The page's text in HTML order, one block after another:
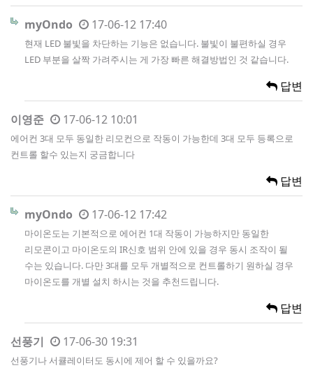
myOndo 17-06-12 17:40
현재 LED 불빛을 차단하는 기능은 없습니다. 불빛이 불편하실 경우
LED 부분을 살짝 가려주시는 게 가장 빠른 해결방법인 것 같습니다.
답변
이영준 17-06-12 10:01
에어컨 3대 모두 동일한 리모컨으로 작동이 가능한데 3대 모두 등록으로
컨트롤 할수 있는지 궁금합니다
답변
myOndo 17-06-12 17:42
마이온도는 기본적으로 에어컨 1대 작동이 가능하지만 동일한
리모콘이고 마이온도의 IR신호 범위 안에 있을 경우 동시 조작이 될
수는 있습니다. 다만 3대를 모두 개별적으로 컨트롤하기 원하실 경우
마이온도를 개별 설치 하시는 것을 추천드립니다.
답변
선풍기 17-06-30 19:31
선풍기나 서큘레이터도 동시에 제어 할 수 있을까요?